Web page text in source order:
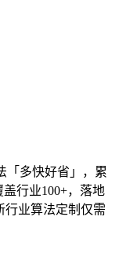
「多快好省」，累
行业100+，落地
行业算法定制仅需